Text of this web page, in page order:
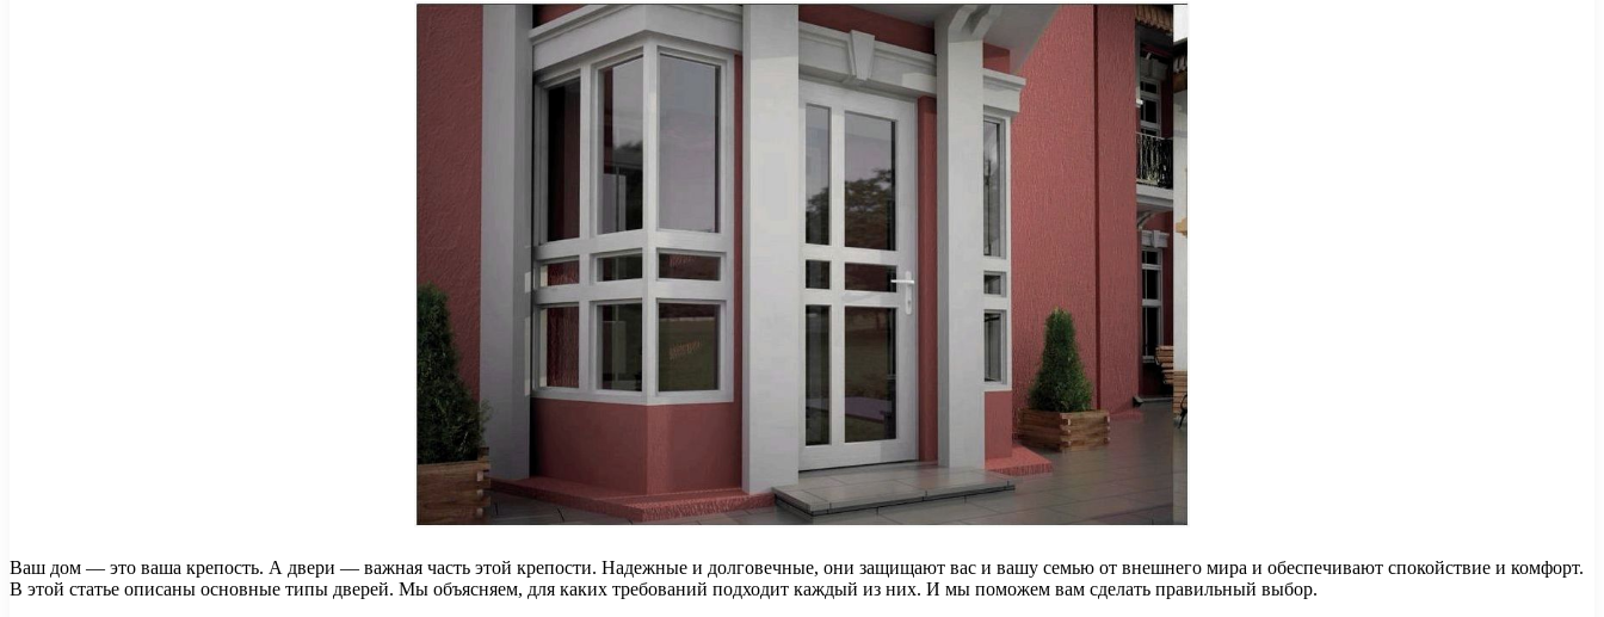
Ваш дом — это ваша крепость. А двери — важная часть этой крепости. Надежные и долговечные, они защищают вас и вашу семью от внешнего мира и обеспечивают спокойствие и комфорт.
В этой статье описаны основные типы дверей. Мы объясняем, для каких требований подходит каждый из них. И мы поможем вам сделать правильный выбор.